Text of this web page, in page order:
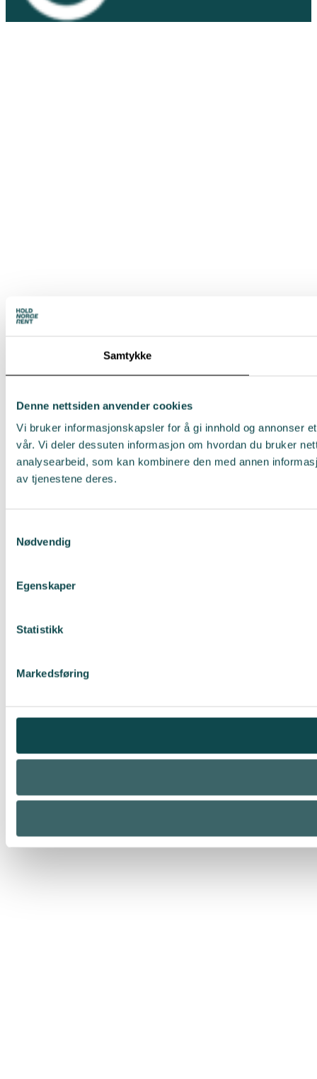
Samtykke
Denne nettsiden anvender cookies
Vi bruker informasjonskapsler for å gi innhold og annonser
vår. Vi deler dessuten informasjon om hvordan du bruker
analysearbeid, som kan kombinere den med annen
av tjenestene deres.
Nødvendig
Egenskaper
Statistikk
Markedsføring